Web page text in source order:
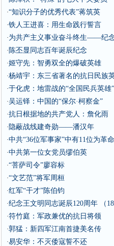
·“知识分子的优秀代表”蒋筑英
·铁人王进喜：用生命践行誓言
·为共产主义事业奋斗终生——纪
· 陈丕显同志百年诞辰纪念
·姬守先：智勇双全的爆破英雄
·杨靖宇：东三省著名的抗日民族
·于化虎：地雷战的“全国民兵英雄”
·吴运铎：中国的“保尔·柯察金”
·抗日根据地的共产党人：詹化雨
· 隐蔽战线建奇勋——潘汉年
·中共“36位军事家”中有11位为革
·中共第一位女党员缪伯英
·“菩萨司令”廖容标
·“文艺范”将军周桓
·红军“干才”陈伯钧
·纪念王文明同志诞辰120周年 （
·符竹庭：军政兼优的抗日将领
·郭猛：新四军江南首捷美名传
·易安华：不灭倭寇誓不还